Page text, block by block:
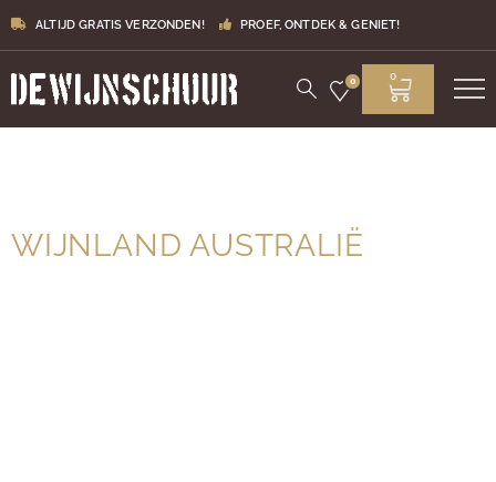
ALTIJD GRATIS VERZONDEN! PROEF, ONTDEK & GENIET!
0 0
WIJNLAND AUSTRALIË